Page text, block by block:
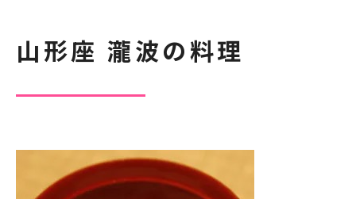
山形座 瀧波の料理